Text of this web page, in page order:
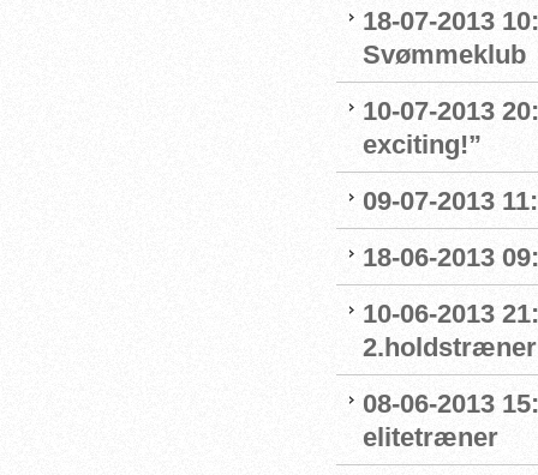
18-07-2013
Svømmeklub
10-07-2013
exciting!”
09-07-2013
18-06-2013
10-06-2013
08-06-2013
elitetræner